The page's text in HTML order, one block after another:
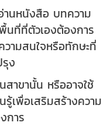
านหนังสือ บทความ
นที่ที่ตัวเองต้องการ
วามสนใจหรือทักษะที่
ง
สาขานั้น หรืออาจใช้
รู้เพื่อเสริมสร้างความ
การ